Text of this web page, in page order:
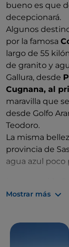
Hablando de
impresionantes:
está
mundo, igual
fina y dorada
unicumcomo,
de Su Nuraxi,
Cerdeña
de la zona.
bueno es que
decepcionará.
Algunos
por la famosa
largo de 55
de granito y
Gallura, desde
Cugnana, al
maravilla que
desde Golfo
Teodoro.
La misma
provincia de
agua azul poco
su pequeño y
mayor y única
Parque
Mostrar más